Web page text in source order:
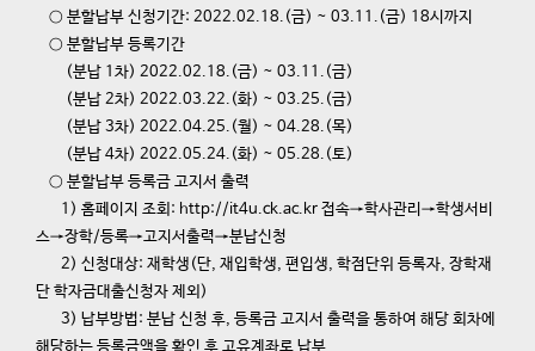
○ 분할납부 신청기간: 2022.02.18.(금) ~ 03.11.(금) 18시까지
○ 분할납부 등록기간
(분납 1차) 2022.02.18.(금) ~ 03.11.(금)
(분납 2차) 2022.03.22.(화) ~ 03.25.(금)
(분납 3차) 2022.04.25.(월) ~ 04.28.(목)
(분납 4차) 2022.05.24.(화) ~ 05.28.(토)
○ 분할납부 등록금 고지서 출력
1) 홈페이지 조회: http://it4u.ck.ac.kr 접속→학사관리→학생서비
스→장학/등록→고지서출력→분납신청
2) 신청대상: 재학생(단, 재입학생, 편입생, 학점단위 등록자, 장학재
단 학자금대출신청자 제외)
3) 납부방법: 분납 신청 후, 등록금 고지서 출력을 통하여 해당 회차에
해당하는 등록금액을 확인 후 고유계좌로 납부